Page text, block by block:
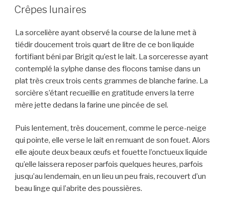
LE
Crêpes lunaires
La sorcelière ayant observé la course de la lune met à
tiédir doucement trois quart de litre de ce bon liquide
fortifiant béni par Brigit qu’est le lait. La sorceresse ayant
contemplé la sylphe danse des flocons tamise dans un
plat très creux trois cents grammes de blanche farine. La
sorcière s’étant recueillie en gratitude envers la terre
mère jette dedans la farine une pincée de sel.
Puis lentement, très doucement, comme le perce-neige
qui pointe, elle verse le lait en remuant de son fouet. Alors
elle ajoute deux beaux œufs et fouette l’onctueux liquide
qu’elle laissera reposer parfois quelques heures, parfois
jusqu’au lendemain, en un lieu un peu frais, recouvert d’un
beau linge qui l’abrite des poussières.